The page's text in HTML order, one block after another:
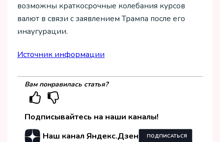
возможны краткосрочные колебания курсов
валют в связи с заявлением Трампа после его
инаугурации.
Источник информации
Вам понравилась статья?
Подписывайтесь на наши каналы!
Наш канал Яндекс.Дзен
ПОДПИСАТЬСЯ